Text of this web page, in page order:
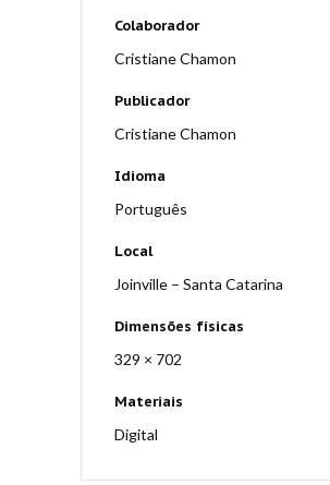
Colaborador
Cristiane Chamon
Publicador
Cristiane Chamon
Idioma
Português
Local
Joinville – Santa Catarina
Dimensões físicas
329 × 702
Materiais
Digital